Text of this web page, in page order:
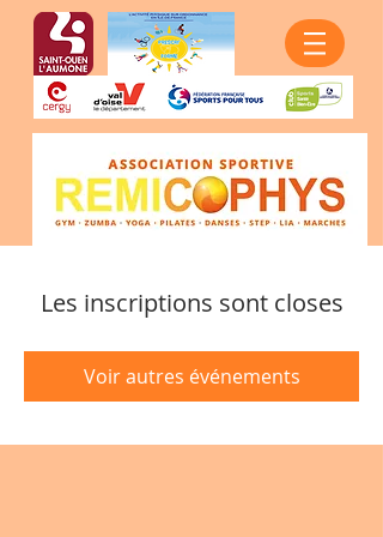
Les inscriptions sont closes
Voir autres événements